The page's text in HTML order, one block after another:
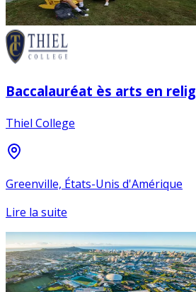
Baccalauréat ès arts en
Thiel College
Greenville, États-Unis d'Amérique
Lire la suite